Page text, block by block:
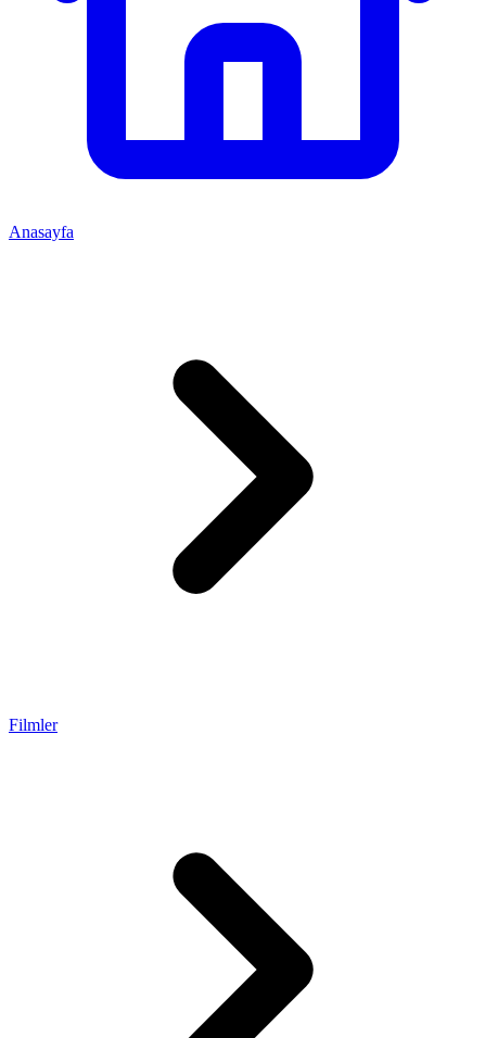
Anasayfa
Filmler